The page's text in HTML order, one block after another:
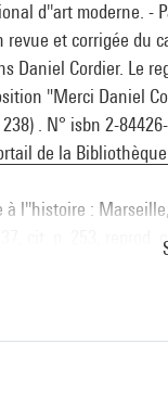
d''art moderne. -
et corrigée du
Daniel Cordier. Le
"Merci Daniel
. N° isbn 2-
de la
l''histoire :
37, cit. p. 253, reprod.